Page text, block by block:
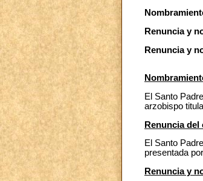
Renuncia y
Renuncia y
El Santo
arzobispo
Renuncia del
El Santo
presentada
Renuncia y